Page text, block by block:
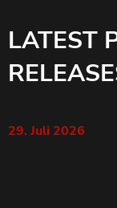
LATEST
29. Juli 2026